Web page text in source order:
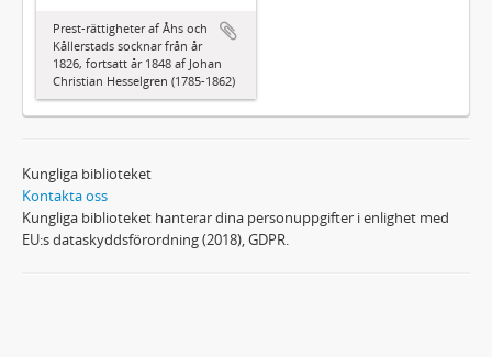
Prest-rättigheter af Åhs och
Kållerstads socknar från år
1826, fortsatt år 1848 af Johan
Christian Hesselgren (1785-1862)
Kungliga biblioteket
Kontakta oss
Kungliga biblioteket hanterar dina personuppgifter i enlighet med
EU:s dataskyddsförordning (2018), GDPR.